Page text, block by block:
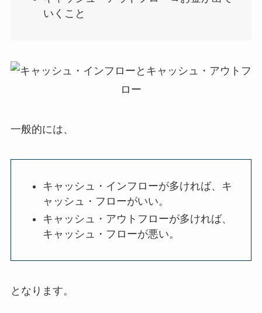
いくこと
一般的には、
キャッシュ・インフローが多ければ、キ
ャッシュ・フローがいい。
キャッシュ・アウトフローが多ければ、
キャッシュ・フローが悪い。
となります。